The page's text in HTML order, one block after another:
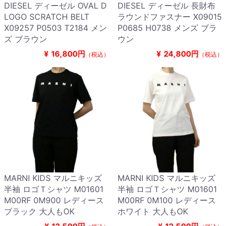
DIESEL ディーゼル OVAL D
LOGO SCRATCH BELT
X09257 P0503 T2184 メン
ズ ブラウン
¥ 16,800円 （税込）
DIESEL ディーゼル 長財布
ラウンドファスナー X09015
P0685 H0738 メンズ ブラ
ウン
¥ 24,800円 （税込）
MARNI KIDS マルニキッズ
半袖 ロゴＴシャツ M01601
M00RF 0M900 レディース
ブラック 大人もOK
MARNI KIDS マルニキッズ
半袖 ロゴＴシャツ M01601
M00RF 0M100 レディース
ホワイト 大人もOK